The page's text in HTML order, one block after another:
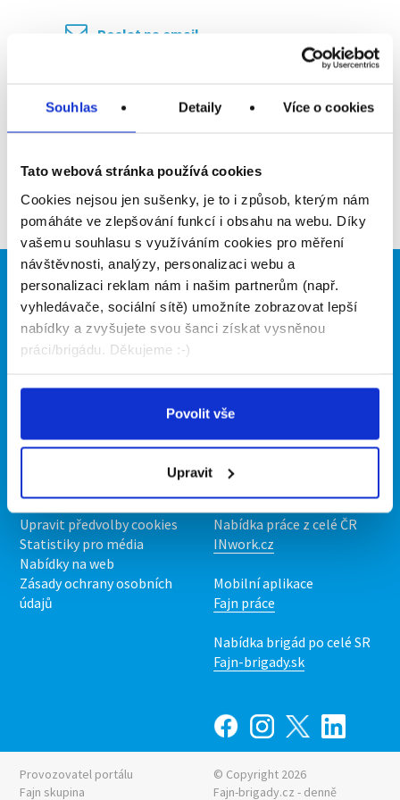
Souhlas Detaily Více o cookies
Tato webová stránka používá cookies
Cookies nejsou jen sušenky, je to i způsob, kterým nám
pomáháte ve zlepšování funkcí i obsahu na webu. Díky
vašemu souhlasu s využíváním cookies pro měření
návštěvnosti, analýzy, personalizaci webu a
personalizaci reklam nám i našim partnerům (např.
vyhledávače, sociální sítě) umožníte zobrazovat lepší
nabídky a zvyšujete svou šanci získat vysněnou
práci/brigádu. Děkujeme :-)
Povolit vše
Upravit
Poslat na email
Přidat do oblíbených
Zpět
Brigádníci
Články
Hledané brigády
Firmy
Vložit inzerát
Podmínky
Upravit předvolby cookies
Statistiky pro média
Nabídky na web
Zásady ochrany osobních
údajů
Mobilní aplikace
Fajn brigády
Nabídka práce z celé ČR
INwork.cz
Mobilní aplikace
Fajn práce
Nabídka brigád po celé SR
Fajn-brigady.sk
Provozovatel portálu
Fajn skupina
© Copyright 2026
Fajn-brigady.cz - denně